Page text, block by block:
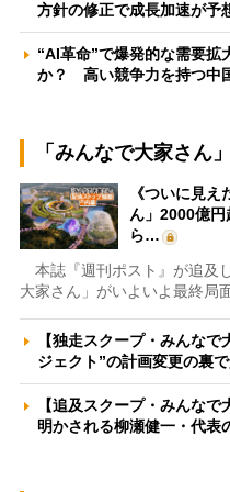
方針の修正で成長加速が予
“AI革命”で爆発的な需要拡
か？ 高い競争力を持つ中
「みんなで大家さん
《ついに見
ん」2000億円
ら…
本誌『週刊ポスト』が追及
大家さん」がいよいよ最終局
【独走スクープ・みんな
ジェクト”の計画変更の裏
【追及スクープ・みんな
明かされる柳瀬健一・代表